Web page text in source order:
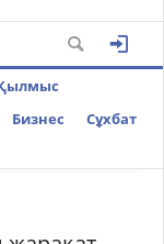
Бизнес
Cұхбат